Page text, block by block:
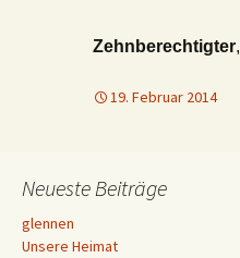
Zehnberechtigter,
19. Februar 2014
Neueste Beiträge
glennen
Unsere Heimat